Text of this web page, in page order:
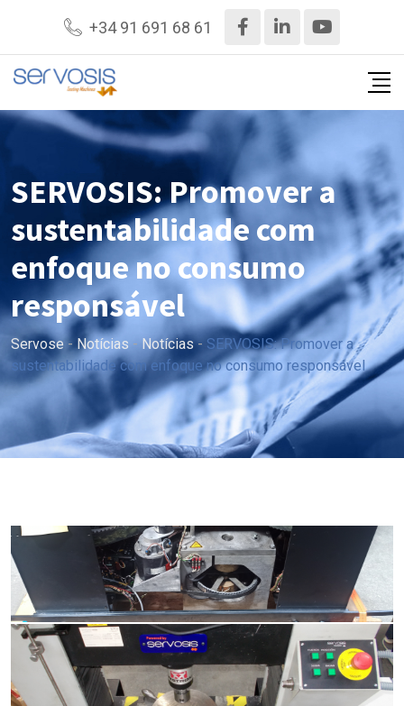
+34 91 691 68 61
SERVOSIS: Promover a
sustentabilidade com
enfoque no consumo
responsável
Servose - Notícias - Notícias- SERVOSIS: Promover a
sustentabilidade com enfoque no consumo responsável